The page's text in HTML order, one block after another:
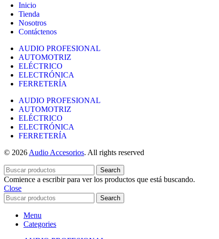
Inicio
Tienda
Nosotros
Contáctenos
AUDIO PROFESIONAL
AUTOMOTRIZ
ELÉCTRICO
ELECTRÓNICA
FERRETERÍA
AUDIO PROFESIONAL
AUTOMOTRIZ
ELÉCTRICO
ELECTRÓNICA
FERRETERÍA
© 2026 Audio Accesorios. All rights reserved
Search
Comience a escribir para ver los productos que está buscando.
Close
Search
Menu
Categories